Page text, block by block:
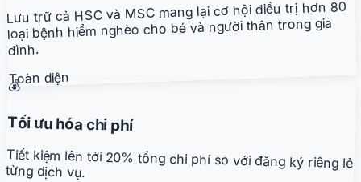
Lưu trữ cả HSC và MSC mang lại cơ hội điều trị hơn 80
loại bệnh hiểm nghèo cho bé và người thân trong gia
đình.
Toàn diện
💰
Tối ưu hóa chi phí
Tiết kiệm lên tới 20% tổng chi phí so với đăng ký riêng lẻ
từng dịch vụ.